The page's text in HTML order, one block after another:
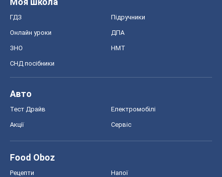
ГДЗ Підручники
Онлайн уроки ДПА
ЗНО НМТ
СНД посібники
Авто
Тест Драйв Електромобілі
Акції Сервіс
Food Oboz
Рецепти Напої